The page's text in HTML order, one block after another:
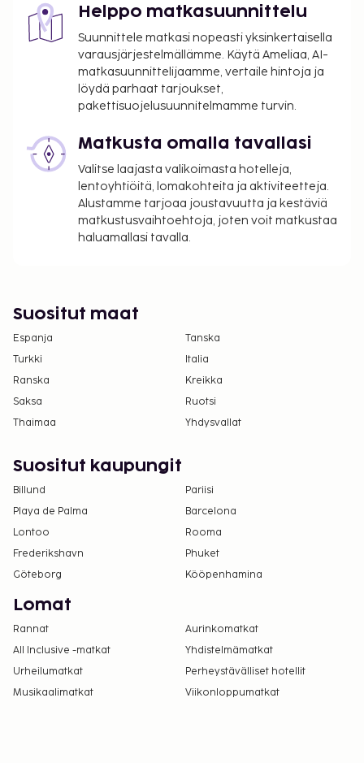
Kausiluontoinen uima-allas on käytettävissä
toukokuusta syyskuuhun.
Uima-altaan aukioloajat: kello 8.00–20.00.
Tämä majoituspaikka ilmoittaa, että se on
ottanut käyttöön tehostetut
puhdistuskäytännöt ja turvallisuuskäytännöt.
desinfiointiaineella; kosketuspinnat
puhdistetaan desinfiointiaineella edellisten
asiakkaiden lähdettyä; vuodevaatteet ja
pyyhkeet pestään vähintään 60 °C:ssa.
Olemme ottaneet turvaetäisyystoimenpiteet
käyttöön, ja asiakkaille tarjotaan
Helppo matkasuunnittelu
Suunnittele matkasi nopeasti yksinkertaisella
varausjärjestelmällämme. Käytä Ameliaa, AI-
matkasuunnittelijaamme, vertaile hintoja ja
löydä parhaat tarjoukset,
pakettisuojelusuunnitelmamme turvin.
Matkusta omalla tavallasi
Valitse laajasta valikoimasta hotelleja,
lentoyhtiöitä, lomakohteita ja aktiviteetteja.
Alustamme tarjoaa joustavuutta ja kestäviä
matkustusvaihtoehtoja, joten voit matkustaa
haluamallasi tavalla.
Suositut maat
Espanja
Tanska
Turkki
Italia
Ranska
Kreikka
Saksa
Ruotsi
Thaimaa
Yhdysvallat
Suositut kaupungit
Billund
Pariisi
Playa de Palma
Barcelona
Lontoo
Rooma
Frederikshavn
Phuket
Göteborg
Kööpenhamina
Lomat
Rannat
Aurinkomatkat
All Inclusive -matkat
Yhdistelmämatkat
Urheilumatkat
Perheystävälliset hotellit
Musikaalimatkat
Viikonloppumatkat